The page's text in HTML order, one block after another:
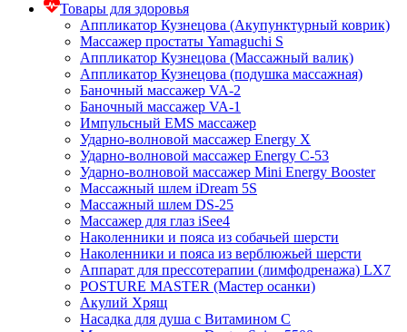
Товары для здоровья
Аппликатор Кузнецова (Акупунктурный коврик)
Массажер простаты Yamaguchi S
Аппликатор Кузнецова (Массажный валик)
Аппликатор Кузнецова (подушка массажная)
Баночный массажер VA-2
Баночный массажер VA-1
Импульсный EMS массажер
Ударно-волновой массажер Energy X
Ударно-волновой массажер Energy C-53
Ударно-волновой массажер Mini Energy Booster
Массажный шлем iDream 5S
Массажный шлем DS-25
Массажер для глаз iSee4
Наколенники и пояса из собачьей шерсти
Наколенники и пояса из верблюжьей шерсти
Аппарат для прессотерапии (лимфодренажа) LX7
POSTURE MASTER (Мастер осанки)
Акулий Хрящ
Насадка для душа с Витамином C